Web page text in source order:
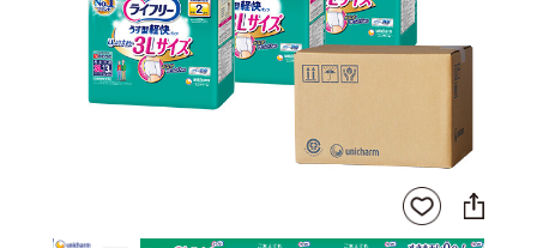
お気
に入
りに
SNS
に
シ